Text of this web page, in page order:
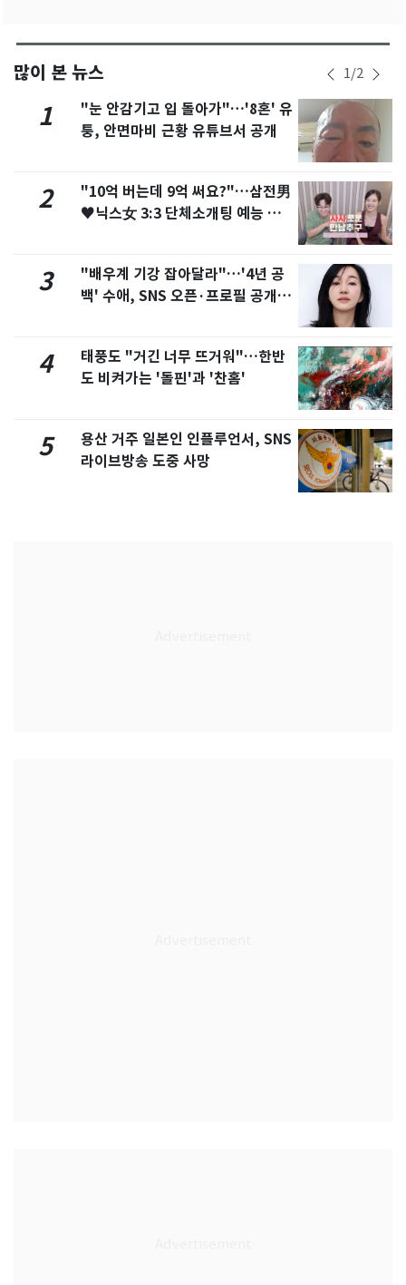
많이 본 뉴스 1/2
1
"눈 안감기고 입 돌아가"…'8혼' 유
퉁, 안면마비 근황 유튜브서 공개
2
"10억 버는데 9억 써요?"…삼전男
♥닉스女 3:3 단체소개팅 예능 화
3
"배우계 기강 잡아달라"…'4년 공
백' 수애, SNS 오픈·프로필 공개
4
태풍도 "거긴 너무 뜨거워"…한반
도 비켜가는 '돌핀'과 '찬홈'
5
용산 거주 일본인 인플루언서, SNS
라이브방송 도중 사망